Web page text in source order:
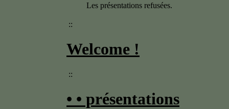
Les présentations refusées.
::
Welcome !
::
• • présentations